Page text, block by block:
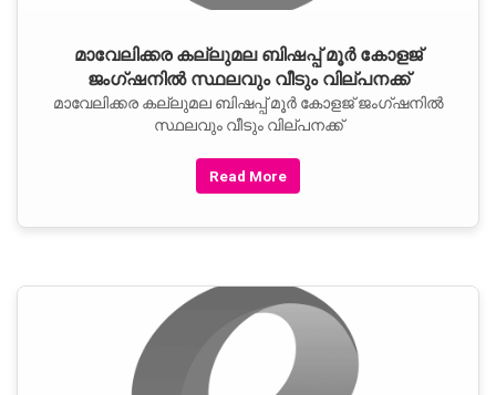
മാവേലിക്കര കല്ലുമല ബിഷപ്പ് മൂര്‍ കോളജ്
ജംഗ്ഷനില്‍ സ്ഥലവും വീടും വില്പനക്ക്
മാവേലിക്കര കല്ലുമല ബിഷപ്പ് മൂര്‍ കോളജ് ജംഗ്ഷനില്‍
സ്ഥലവും വീടും വില്പനക്ക്
Read More